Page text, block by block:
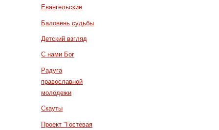
Евангельские
Баловень судьбы
Детский взгляд
С нами Бог
Радуга
православной
молодежи
Скауты
Проект "Гостевая